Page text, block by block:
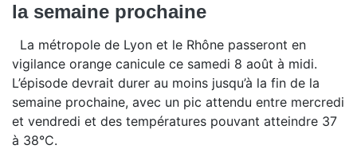
la semaine prochaine
La métropole de Lyon et le Rhône passeront en
vigilance orange canicule ce samedi 8 août à midi.
L’épisode devrait durer au moins jusqu’à la fin de la
semaine prochaine, avec un pic attendu entre mercredi
et vendredi et des températures pouvant atteindre 37
à 38°C.